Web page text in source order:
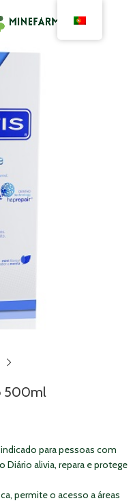
500ml
para pessoas com
alivia, repara e protege
permite o acesso a áreas